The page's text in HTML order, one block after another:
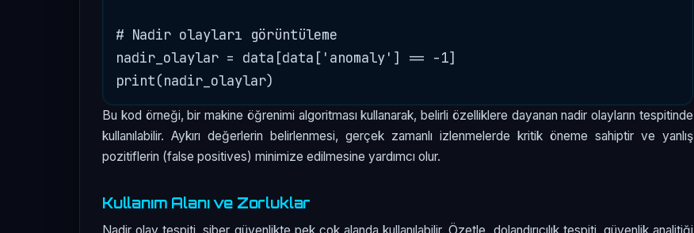
# Nadir olayları görüntüleme
nadir_olaylar = data[data['anomaly'] == -1]
Bu kod örneği, bir makine öğrenimi algoritması kullanarak, belirli özelliklere dayanan nadir olayların tespitinde
kullanılabilir. Aykırı değerlerin belirlenmesi, gerçek zamanlı izlenmelerde kritik öneme sahiptir ve yanlış
pozitiflerin (false positives) minimize edilmesine yardımcı olur.
Kullanım Alanı ve Zorluklar